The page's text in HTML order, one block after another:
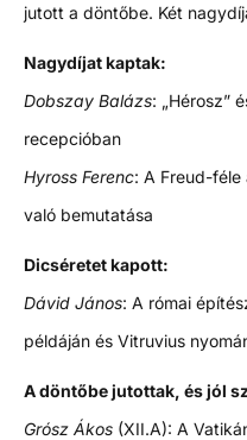
jutott a döntőbe. Két
Nagydíjat kaptak:
Dobszay Balázs: „Hérosz”
recepcióban
Hyross Ferenc: A Freud-féle
való bemutatása
Dicséretet kapott:
Dávid János: A római
példáján és Vitruvius
A döntőbe jutottak, és jól
Grósz Ákos (XII.A): A